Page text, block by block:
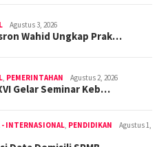
Agustus 3, 2026
Wahid Ungkap Prak…
, PEMERINTAHAN Agustus 2, 2026
Gelar Seminar Keb…
- INTERNASIONAL, PENDIDIKAN
Agustus 1,